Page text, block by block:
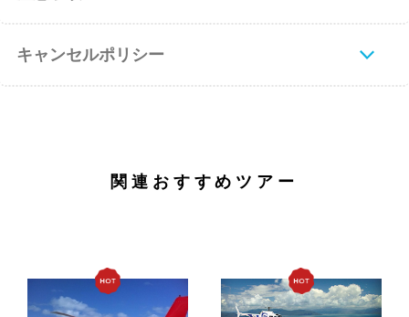
キャンセルポリシー
関連おすすめツアー